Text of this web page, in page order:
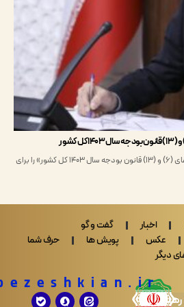
رئیس جمهور «قانون اصلاح تبصره‌های (6) و (13) قانون بودجه سال 1403 کل کشور» را برای
گفت و گو
پویش ها
حرف شما
Drpezeshkian.ir